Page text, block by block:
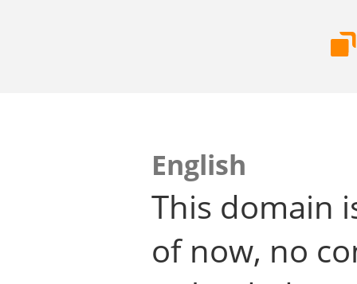
English
This domain
of now, no